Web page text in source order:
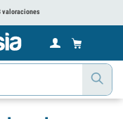
valoraciones